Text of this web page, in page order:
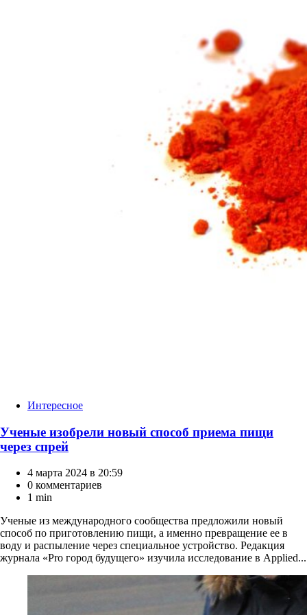
КатегорииИнтересное
Ученые изобрели новый способ приема пищи
через спрей
4 марта 2024 в 20:59
0 комментариев
1 min
Ученые из международного сообщества предложили новый
способ по приготовлению пищи, а именно превращение ее в
воду и распыление через специальное устройство. Редакция
журнала «Pro город будущего» изучила исследование в Applied...